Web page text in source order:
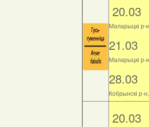
20.03
Маларыцкі р-
21.03
Маларыцкі р-
28.03
Кобрынскі р-
20.03